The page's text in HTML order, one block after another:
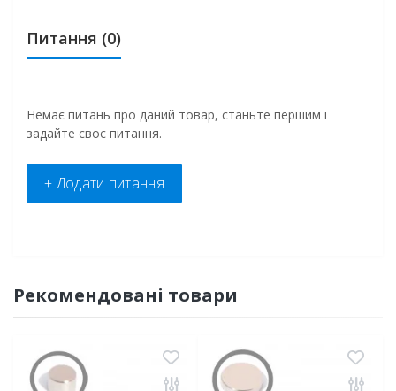
Питання (0)
Немає питань про даний товар, станьте першим і
задайте своє питання.
+ Додати питання
Рекомендовані товари